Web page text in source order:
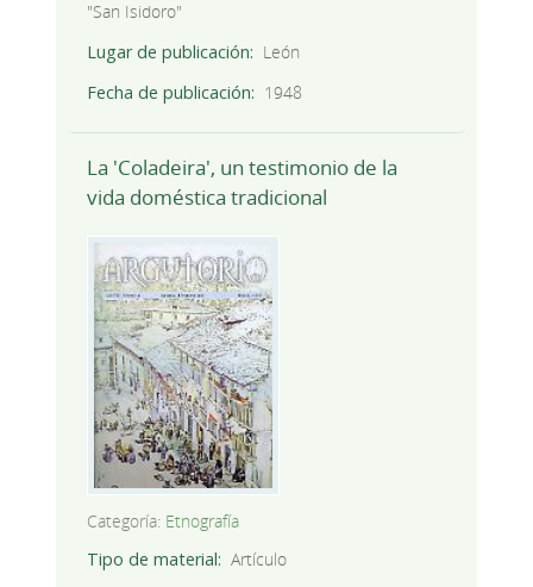
"San Isidoro"
Lugar de publicación
León
Fecha de publicación
1948
La 'Coladeira', un testimonio de la
vida doméstica tradicional
Categoría: Etnografía
Tipo de material
Artículo